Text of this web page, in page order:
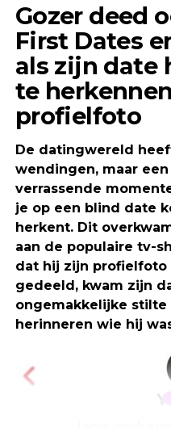
Gozer deed
First Dates
als zijn date
te
profielfoto
De datingwereld
wendingen, maar
verrassende
je op een blind date
herkent. Dit
aan de populaire tv-
dat hij zijn profielfoto
gedeeld, kwam zijn
ongemakkelijke
herinneren wie hij